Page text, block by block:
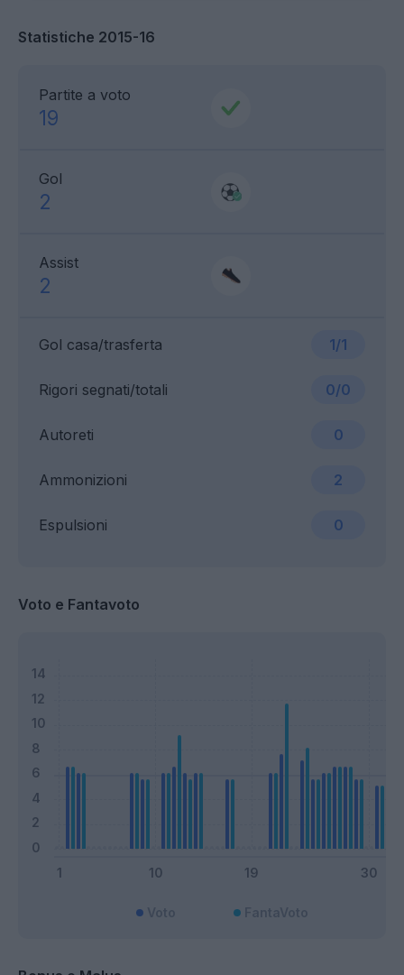
Statistiche 2015-16
Partite a voto
19
Gol
2
Assist
2
Gol casa/trasferta 1/1
Ammonizioni 2
Rigori segnati/totali 0/0
Espulsioni 0
Autoreti 0
Voto e Fantavoto